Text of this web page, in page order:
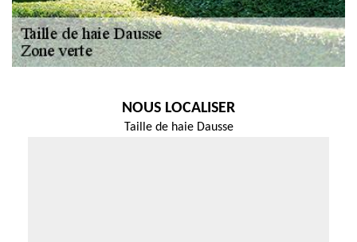
NOUS LOCALISER
Taille de haie Dausse